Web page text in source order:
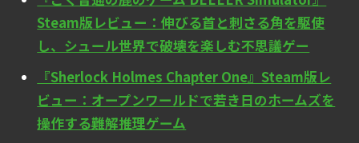
Steam版レビュー：伸びる首と刺さる角を駆使
し、シュール世界で破壊を楽しむ不思議ゲー
『Sherlock Holmes Chapter One』Steam版レ
ビュー：オープンワールドで若き日のホームズを
操作する難解推理ゲーム